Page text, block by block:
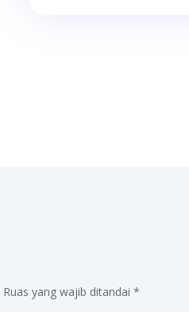
Ruas yang wajib ditandai*